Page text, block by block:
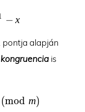
(p-
− x
pontja alapján
is
(p-1)\cdot
(mod m)